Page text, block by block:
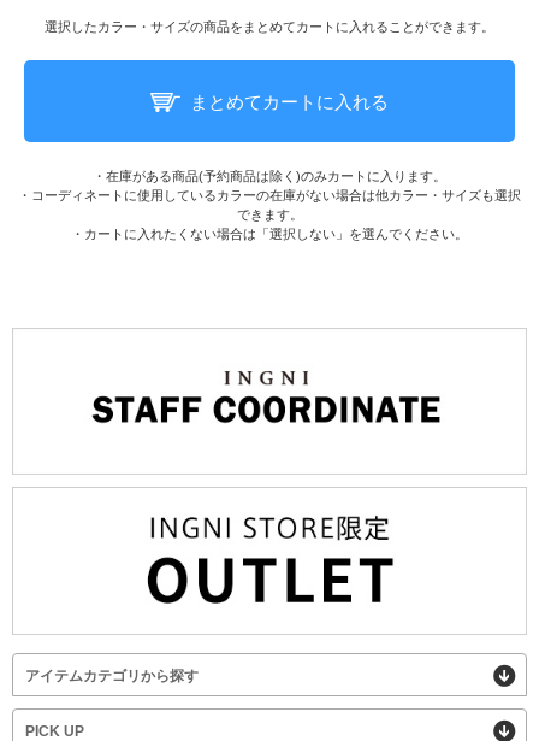
選択したカラー・サイズの商品をまとめてカートに入れることができます。
まとめてカートに入れる
・在庫がある商品(予約商品は除く)のみカートに入ります。
・コーディネートに使用しているカラーの在庫がない場合は他カラー・サイズも選択
できます。
・カートに入れたくない場合は「選択しない」を選んでください。
アイテムカテゴリから探す
PICK UP